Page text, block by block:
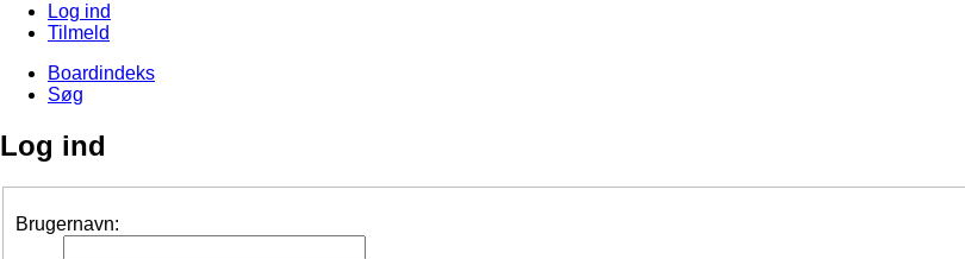
Log ind
Tilmeld
Boardindeks
Søg
Log ind
Brugernavn: